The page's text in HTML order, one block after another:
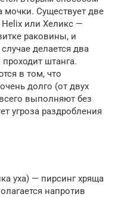
мочки. Существует две
или Хеликс —
раковины, и
делается два
штанга.
в том, что
долго (от двух
выполняют без
угроза раздробления
уха) — пирсинг хряща
напротив